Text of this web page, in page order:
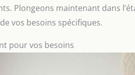
Plongeons maintenant dans
vos besoins spécifiques.
pour vos besoins